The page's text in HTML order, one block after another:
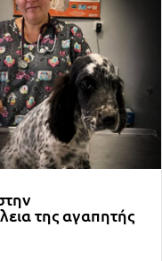
της αγαπητής